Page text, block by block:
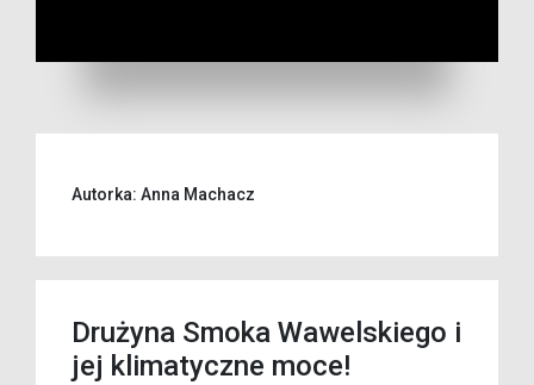
Autorka: Anna Machacz
Drużyna Smoka Wawelskiego i
jej klimatyczne moce!